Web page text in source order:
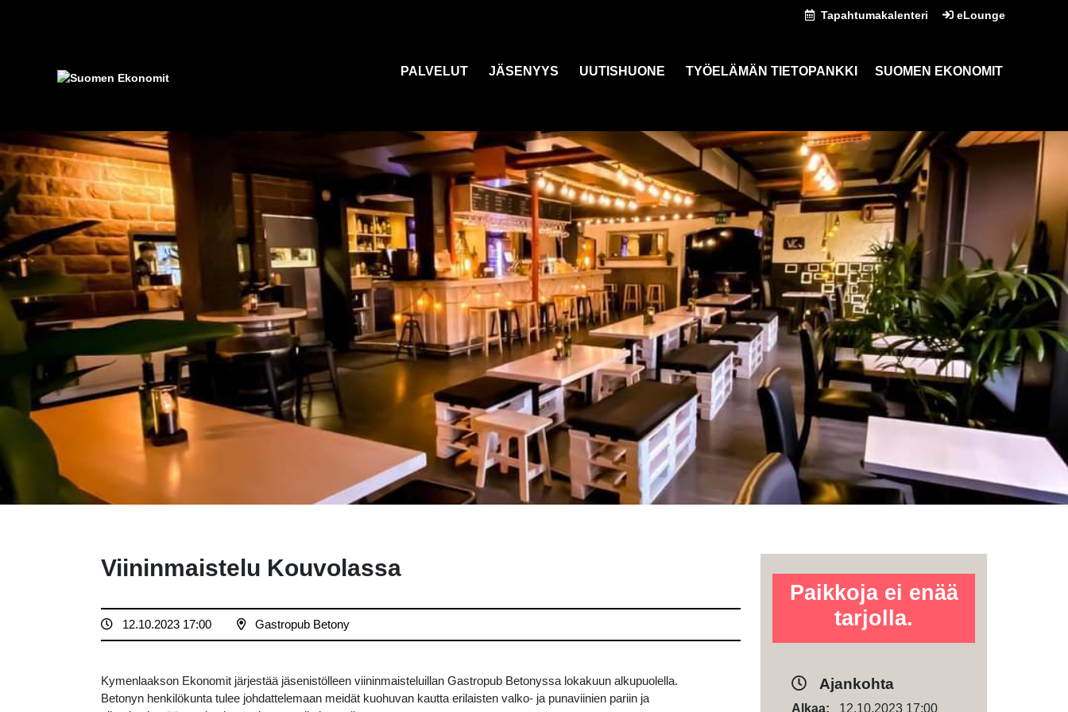
Tapahtumakalenteri eLounge
PALVELUT JÄSENYYS UUTISHUONE TYÖELÄMÄN TIETOPANKKI SUOMEN EKONOMIT
Viininmaistelu Kouvolassa
12.10.2023 17:00 Gastropub Betony
Kymenlaakson Ekonomit järjestää jäsenistölleen viininmaisteluillan Gastropub Betonyssa lokakuun alkupuolella.
Betonyn henkilökunta tulee johdattelemaan meidät kuohuvan kautta erilaisten valko- ja punaviinien pariin ja
Paikkoja ei enää
tarjolla.
Ajankohta
Alkaa: 12.10.2023 17:00